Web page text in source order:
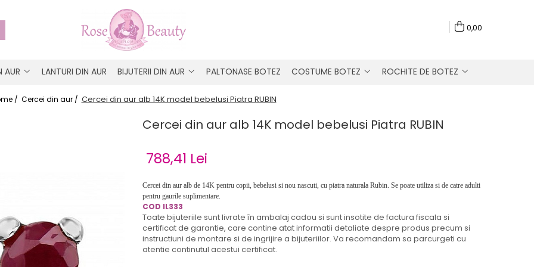
0,00
AUR LANTURI DIN AUR BIJUTERII DIN AUR PALTONASE BOTEZ COSTUME BOTEZ ROCHITE DE BOTEZ
/ Cercei din aur / Cercei din aur alb 14K model bebelusi Piatra RUBIN
Cercei din aur alb 14K model bebelusi Piatra RUBIN
788,41 Lei
Cercei din aur alb de 14K pentru copii, bebelusi si nou nascuti, cu piatra naturala Rubin. Se poate utiliza si de catre adulti
pentru gaurile suplimentare.
COD IL333
Toate bijuteriile sunt livrate în ambalaj cadou si sunt insotite de factura fiscala si
certificat de garantie, care contine atat informatii detaliate despre produs precum si
instructiuni de montare si de ingrijire a bijuteriilor. Va recomandam sa parcurgeti cu
atentie continutul acestui certificat.